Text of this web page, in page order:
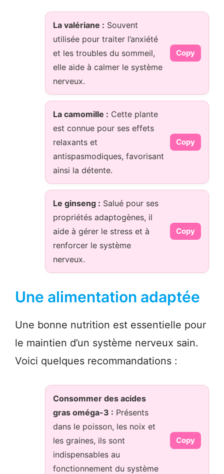
La valériane : Souvent
utilisée pour traiter l’anxiété
et les troubles du sommeil,
elle aide à calmer le système
nerveux.
Copy
La camomille : Cette plante
est connue pour ses effets
relaxants et
antispasmodiques, favorisant
ainsi la détente.
Copy
Le ginseng : Salué pour ses
propriétés adaptogènes, il
aide à gérer le stress et à
renforcer le système
nerveux.
Copy
Une alimentation adaptée
Une bonne nutrition est essentielle pour
le maintien d’un système nerveux sain.
Voici quelques recommandations :
Consommer des acides
gras oméga-3 : Présents
dans le poisson, les noix et
les graines, ils sont
indispensables au
fonctionnement du système
Copy